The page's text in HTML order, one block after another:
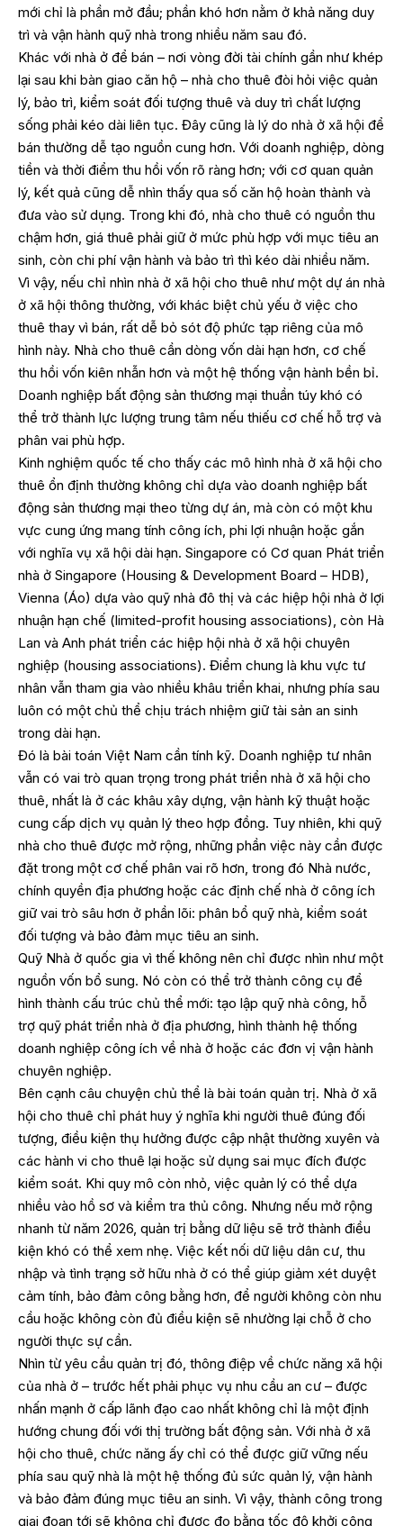
mới chỉ là phần mở đầu; phần khó hơn nằm ở khả năng duy
trì và vận hành quỹ nhà trong nhiều năm sau đó.
Khác với nhà ở để bán – nơi vòng đời tài chính gần như khép
lại sau khi bàn giao căn hộ – nhà cho thuê đòi hỏi việc quản
lý, bảo trì, kiểm soát đối tượng thuê và duy trì chất lượng
sống phải kéo dài liên tục. Đây cũng là lý do nhà ở xã hội để
bán thường dễ tạo nguồn cung hơn. Với doanh nghiệp, dòng
tiền và thời điểm thu hồi vốn rõ ràng hơn; với cơ quan quản
lý, kết quả cũng dễ nhìn thấy qua số căn hộ hoàn thành và
đưa vào sử dụng. Trong khi đó, nhà cho thuê có nguồn thu
chậm hơn, giá thuê phải giữ ở mức phù hợp với mục tiêu an
sinh, còn chi phí vận hành và bảo trì thì kéo dài nhiều năm.
Vì vậy, nếu chỉ nhìn nhà ở xã hội cho thuê như một dự án nhà
ở xã hội thông thường, với khác biệt chủ yếu ở việc cho
thuê thay vì bán, rất dễ bỏ sót độ phức tạp riêng của mô
hình này. Nhà cho thuê cần dòng vốn dài hạn hơn, cơ chế
thu hồi vốn kiên nhẫn hơn và một hệ thống vận hành bền bỉ.
Doanh nghiệp bất động sản thương mại thuần túy khó có
thể trở thành lực lượng trung tâm nếu thiếu cơ chế hỗ trợ và
phân vai phù hợp.
Kinh nghiệm quốc tế cho thấy các mô hình nhà ở xã hội cho
thuê ổn định thường không chỉ dựa vào doanh nghiệp bất
động sản thương mại theo từng dự án, mà còn có một khu
vực cung ứng mang tính công ích, phi lợi nhuận hoặc gắn
với nghĩa vụ xã hội dài hạn. Singapore có Cơ quan Phát triển
nhà ở Singapore (Housing & Development Board – HDB),
Vienna (Áo) dựa vào quỹ nhà đô thị và các hiệp hội nhà ở lợi
nhuận hạn chế (limited-profit housing associations), còn Hà
Lan và Anh phát triển các hiệp hội nhà ở xã hội chuyên
nghiệp (housing associations). Điểm chung là khu vực tư
nhân vẫn tham gia vào nhiều khâu triển khai, nhưng phía sau
luôn có một chủ thể chịu trách nhiệm giữ tài sản an sinh
trong dài hạn.
Đó là bài toán Việt Nam cần tính kỹ. Doanh nghiệp tư nhân
vẫn có vai trò quan trọng trong phát triển nhà ở xã hội cho
thuê, nhất là ở các khâu xây dựng, vận hành kỹ thuật hoặc
cung cấp dịch vụ quản lý theo hợp đồng. Tuy nhiên, khi quỹ
nhà cho thuê được mở rộng, những phần việc này cần được
đặt trong một cơ chế phân vai rõ hơn, trong đó Nhà nước,
chính quyền địa phương hoặc các định chế nhà ở công ích
giữ vai trò sâu hơn ở phần lõi: phân bổ quỹ nhà, kiểm soát
đối tượng và bảo đảm mục tiêu an sinh.
Quỹ Nhà ở quốc gia vì thế không nên chỉ được nhìn như một
nguồn vốn bổ sung. Nó còn có thể trở thành công cụ để
hình thành cấu trúc chủ thể mới: tạo lập quỹ nhà công, hỗ
trợ quỹ phát triển nhà ở địa phương, hình thành hệ thống
doanh nghiệp công ích về nhà ở hoặc các đơn vị vận hành
chuyên nghiệp.
Bên cạnh câu chuyện chủ thể là bài toán quản trị. Nhà ở xã
hội cho thuê chỉ phát huy ý nghĩa khi người thuê đúng đối
tượng, điều kiện thụ hưởng được cập nhật thường xuyên và
các hành vi cho thuê lại hoặc sử dụng sai mục đích được
kiểm soát. Khi quy mô còn nhỏ, việc quản lý có thể dựa
nhiều vào hồ sơ và kiểm tra thủ công. Nhưng nếu mở rộng
nhanh từ năm 2026, quản trị bằng dữ liệu sẽ trở thành điều
kiện khó có thể xem nhẹ. Việc kết nối dữ liệu dân cư, thu
nhập và tình trạng sở hữu nhà ở có thể giúp giảm xét duyệt
cảm tính, bảo đảm công bằng hơn, để người không còn nhu
cầu hoặc không còn đủ điều kiện sẽ nhường lại chỗ ở cho
người thực sự cần.
Nhìn từ yêu cầu quản trị đó, thông điệp về chức năng xã hội
của nhà ở – trước hết phải phục vụ nhu cầu an cư – được
nhấn mạnh ở cấp lãnh đạo cao nhất không chỉ là một định
hướng chung đối với thị trường bất động sản. Với nhà ở xã
hội cho thuê, chức năng ấy chỉ có thể được giữ vững nếu
phía sau quỹ nhà là một hệ thống đủ sức quản lý, vận hành
và bảo đảm đúng mục tiêu an sinh. Vì vậy, thành công trong
giai đoạn tới sẽ không chỉ được đo bằng tốc độ khởi công